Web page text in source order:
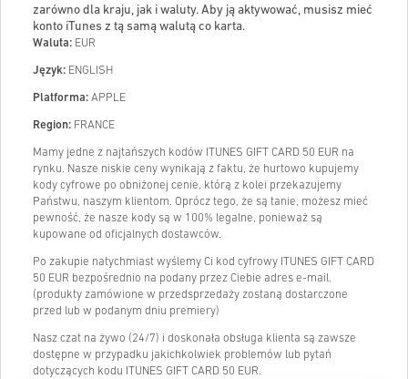
zarówno dla kraju, jak i waluty. Aby ją aktywować, musisz mieć
konto iTunes z tą samą walutą co karta.
Waluta: EUR
Język: ENGLISH
Platforma: APPLE
Region: FRANCE
Mamy jedne z najtańszych kodów ITUNES GIFT CARD 50 EUR na
rynku. Nasze niskie ceny wynikają z faktu, że hurtowo kupujemy
kody cyfrowe po obniżonej cenie, którą z kolei przekazujemy
Państwu, naszym klientom. Oprócz tego, że są tanie, możesz mieć
pewność, że nasze kody są w 100% legalne, ponieważ są
kupowane od oficjalnych dostawców.
Po zakupie natychmiast wyślemy Ci kod cyfrowy ITUNES GIFT CARD
50 EUR bezpośrednio na podany przez Ciebie adres e-mail.
(produkty zamówione w przedsprzedaży zostaną dostarczone
przed lub w podanym dniu premiery)
Nasz czat na żywo (24/7) i doskonała obsługa klienta są zawsze
dostępne w przypadku jakichkolwiek problemów lub pytań
dotyczących kodu ITUNES GIFT CARD 50 EUR.